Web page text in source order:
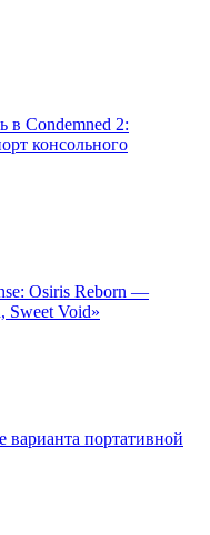
в Condemned 2:
консольного
Osiris Reborn —
Sweet Void»
варианта портативной